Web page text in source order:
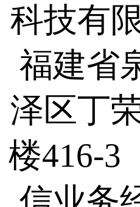
科技有
福建省
泽区丁
楼416-